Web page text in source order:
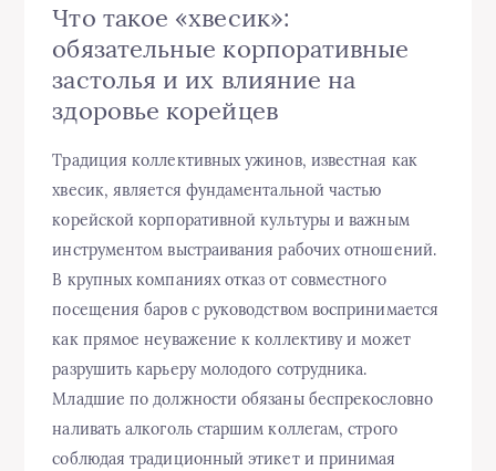
Что такое «хвесик»:
обязательные корпоративные
застолья и их влияние на
здоровье корейцев
Традиция коллективных ужинов, известная как
хвесик, является фундаментальной частью
корейской корпоративной культуры и важным
инструментом выстраивания рабочих отношений.
В крупных компаниях отказ от совместного
посещения баров с руководством воспринимается
как прямое неуважение к коллективу и может
разрушить карьеру молодого сотрудника.
Младшие по должности обязаны беспрекословно
наливать алкоголь старшим коллегам, строго
соблюдая традиционный этикет и принимая